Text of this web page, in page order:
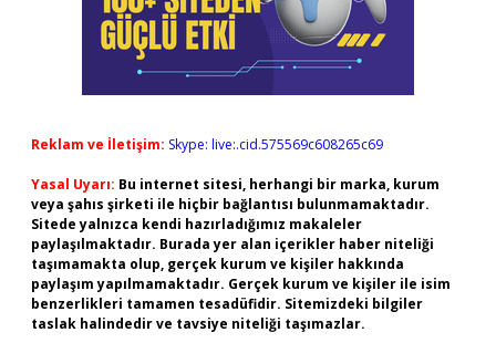
Reklam ve İletişim: Skype: live:.cid.575569c608265c69
Yasal Uyarı: Bu internet sitesi, herhangi bir marka, kurum
veya şahıs şirketi ile hiçbir bağlantısı bulunmamaktadır.
Sitede yalnızca kendi hazırladığımız makaleler
paylaşılmaktadır. Burada yer alan içerikler haber niteliği
taşımamakta olup, gerçek kurum ve kişiler hakkında
paylaşım yapılmamaktadır. Gerçek kurum ve kişiler ile isim
benzerlikleri tamamen tesadüfidir. Sitemizdeki bilgiler
taslak halindedir ve tavsiye niteliği taşımazlar.